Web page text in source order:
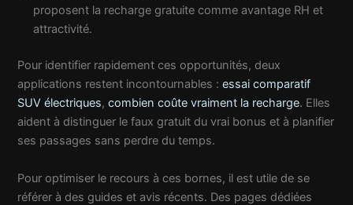
proposent la recharge gratuite comme avantage RH et
attractivité.
Pour identifier rapidement ces opportunités, deux
applications restent incontournables :essai comparatif
SUV électriques,combien coûte vraiment la recharge. Elles
aident à distinguer le faux gratuit du vrai bonus et à planifier
ses passages sans perdre du temps.
Pour optimiser le recours à ces bornes, il est utile de se
référer à des guides et avis récents. Des pages dédiées